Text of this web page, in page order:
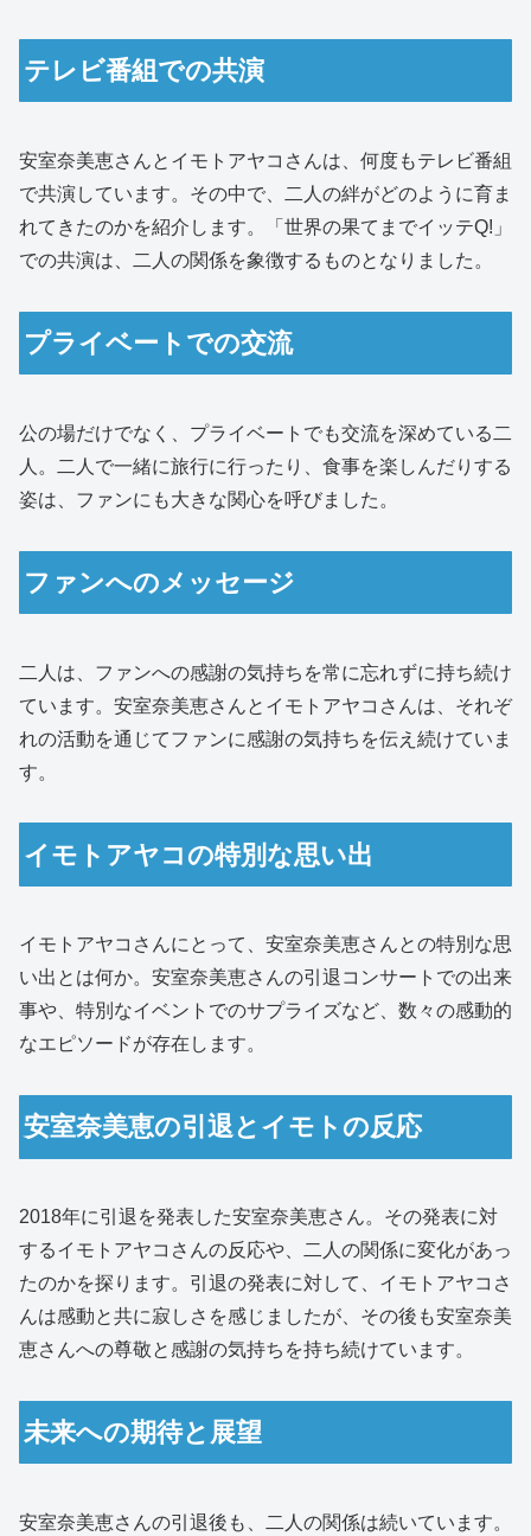
テレビ番組での共演
安室奈美恵さんとイモトアヤコさんは、何度もテレビ番組
で共演しています。その中で、二人の絆がどのように育ま
れてきたのかを紹介します。「世界の果てまでイッテQ!」
での共演は、二人の関係を象徴するものとなりました。
プライベートでの交流
公の場だけでなく、プライベートでも交流を深めている二
人。二人で一緒に旅行に行ったり、食事を楽しんだりする
姿は、ファンにも大きな関心を呼びました。
ファンへのメッセージ
二人は、ファンへの感謝の気持ちを常に忘れずに持ち続け
ています。安室奈美恵さんとイモトアヤコさんは、それぞ
れの活動を通じてファンに感謝の気持ちを伝え続けていま
す。
イモトアヤコの特別な思い出
イモトアヤコさんにとって、安室奈美恵さんとの特別な思
い出とは何か。安室奈美恵さんの引退コンサートでの出来
事や、特別なイベントでのサプライズなど、数々の感動的
なエピソードが存在します。
安室奈美恵の引退とイモトの反応
2018年に引退を発表した安室奈美恵さん。その発表に対
するイモトアヤコさんの反応や、二人の関係に変化があっ
たのかを探ります。引退の発表に対して、イモトアヤコさ
んは感動と共に寂しさを感じましたが、その後も安室奈美
恵さんへの尊敬と感謝の気持ちを持ち続けています。
未来への期待と展望
安室奈美恵さんの引退後も、二人の関係は続いています。